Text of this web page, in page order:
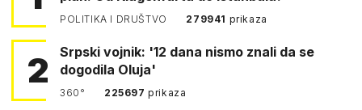
POLITIKA I DRUŠTVO 279941 prikaza
2
Srpski vojnik: '12 dana nismo znali da se
dogodila Oluja'
360° 225697prikaza